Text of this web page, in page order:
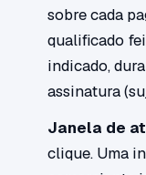
sobre cada
qualificado
indicado,
assinatura
Janela de
clique. Uma